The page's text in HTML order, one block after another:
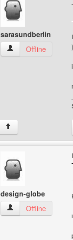
sarasundberlin
sarasundberlin
Offline
↑
design-globe
design-globe
Offline